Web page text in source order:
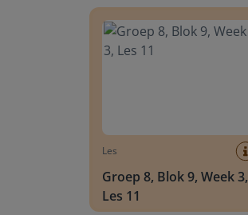
Les
Groep 8, Blok 9, Week 3,
Les 11